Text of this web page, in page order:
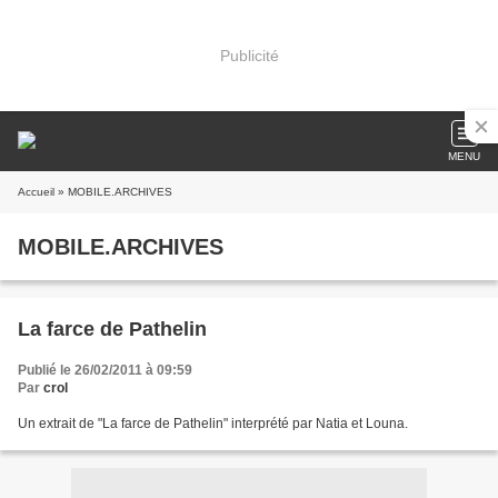
Publicité
MENU
Accueil » MOBILE.ARCHIVES
MOBILE.ARCHIVES
La farce de Pathelin
Publié le 26/02/2011 à 09:59
Par crol
Un extrait de "La farce de Pathelin" interprété par Natia et Louna.